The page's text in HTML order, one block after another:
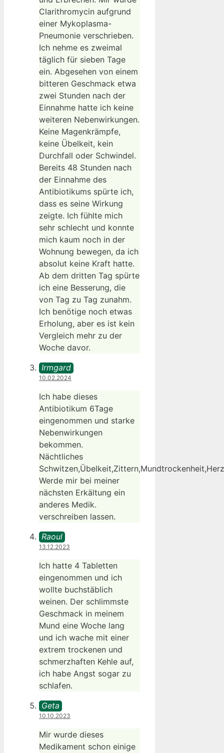
Clarithromycin aufgrund
einer Mykoplasma-
Pneumonie verschrieben.
Ich nehme es zweimal
täglich für sieben Tage
ein. Abgesehen von einem
bitteren Geschmack etwa
zwei Stunden nach der
Einnahme hatte ich keine
weiteren Nebenwirkungen.
Keine Magenkrämpfe,
keine Übelkeit, kein
Durchfall oder Schwindel.
Bereits 48 Stunden nach
der Einnahme des
Antibiotikums spürte ich,
dass es seine Wirkung
zeigte. Ich fühlte mich
sehr schlecht und konnte
mich kaum noch in der
Wohnung bewegen, da ich
absolut keine Kraft hatte.
Ab dem dritten Tag spürte
ich eine Besserung, die
von Tag zu Tag zunahm.
Ich benötige noch etwas
Erholung, aber es ist kein
Vergleich mehr zu der
Woche davor.
Irmgard
10.02.2024
Ich habe dieses
Antibiotikum 6Tage
eingenommen und starke
Nebenwirkungen
bekommen.
Nächtliches
Werde mir bei meiner
nächsten Erkältung ein
anderes Medik.
verschreiben lassen.
Raoul
13.12.2023
Ich hatte 4 Tabletten
eingenommen und ich
wollte buchstäblich
weinen. Der schlimmste
Geschmack in meinem
Mund eine Woche lang
und ich wache mit einer
extrem trockenen und
schmerzhaften Kehle auf,
ich habe Angst sogar zu
schlafen.
Geta
10.10.2023
Mir wurde dieses
Medikament schon einige